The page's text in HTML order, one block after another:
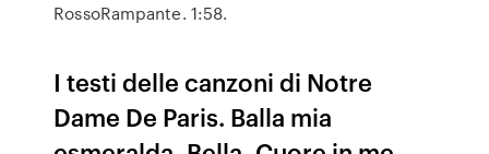
RossoRampante. 1:58.
I testi delle canzoni di Notre
Dame De Paris. Balla mia